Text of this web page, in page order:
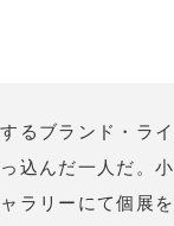
るブランド・ラ
込んだ一人だ。
ラリーにて個展